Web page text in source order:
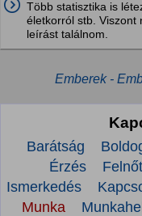
Több statisztika is
életkorról stb. Viszont
leírást találnom.
Emberek -
Barátság
Érzés
Ismerkedés
Munka